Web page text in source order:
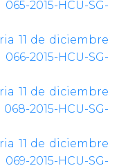
2015-HCU-SG-
11 de diciembre
2015-HCU-SG-
11 de diciembre
2015-HCU-SG-
11 de diciembre
2015-HCU-SG-